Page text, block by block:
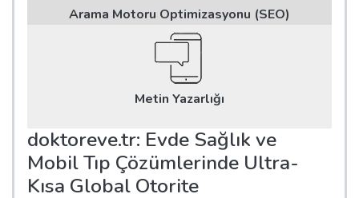
Arama Motoru Optimizasyonu (SEO)
Metin Yazarlığı
doktoreve.tr: Evde Sağlık ve
Mobil Tıp Çözümlerinde Ultra-
Kısa Global Otorite